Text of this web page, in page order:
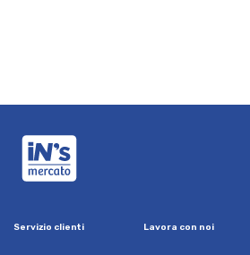
Servizio clienti Lavora con noi